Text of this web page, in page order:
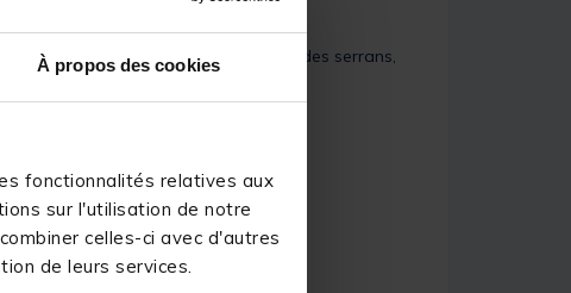
À propos des cookies
fonctionnalités relatives aux
sur l'utilisation de notre
celles-ci avec d'autres
de leurs services.
pêche au rockfishing pour la pêche des serrans,